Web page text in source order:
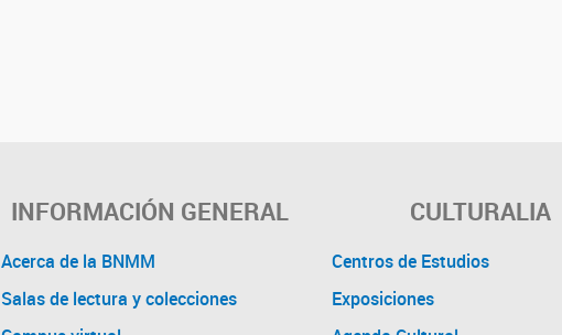
INFORMACIÓN GENERAL
Acerca de la BNMM
Salas de lectura y colecciones
CULTURALIA
Centros de Estudios
Exposiciones